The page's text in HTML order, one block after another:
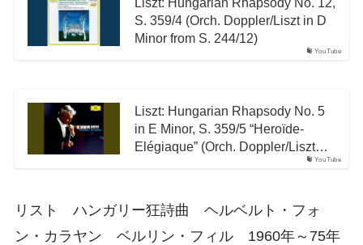
YouTube
S. 359/4 (Orch. Doppler/Liszt in D
Minor from S. 244/12)
YouTube
Liszt: Hungarian Rhapsody No. 5
in E Minor, S. 359/5 “Heroïde-
Elégiaque” (Orch. Doppler/Liszt…
リスト ハンガリー狂詩曲 ヘルベルト・フォ
ン・カラヤン ベルリン・フィル 1960年～75年